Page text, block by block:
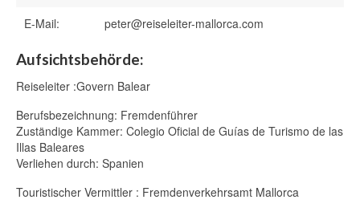
Formentor Ausflug mit Besuch eines
Wochenmarktes
Valldemosa Führung
Über mich
Gästebuch
Blog
E-Mail:
peter@reiseleiter-mallorca.com
Aufsichtsbehörde:
Reiseleiter :Govern Balear
Berufsbezeichnung: Fremdenführer
Zuständige Kammer: Colegio Oficial de Guías de Turismo de las
Illas Baleares
Verliehen durch: Spanien
Touristischer Vermittler : Fremdenverkehrsamt Mallorca